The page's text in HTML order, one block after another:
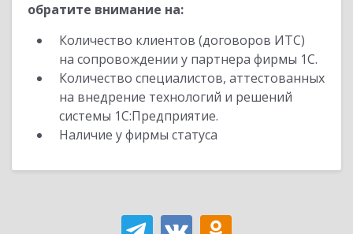
обратите внимание на:
Количество клиентов (договоров ИТС)
на сопровождении у партнера фирмы 1С.
Количество специалистов, аттестованных
на внедрение технологий и решений
системы 1С:Предприятие.
Наличие у фирмы статуса